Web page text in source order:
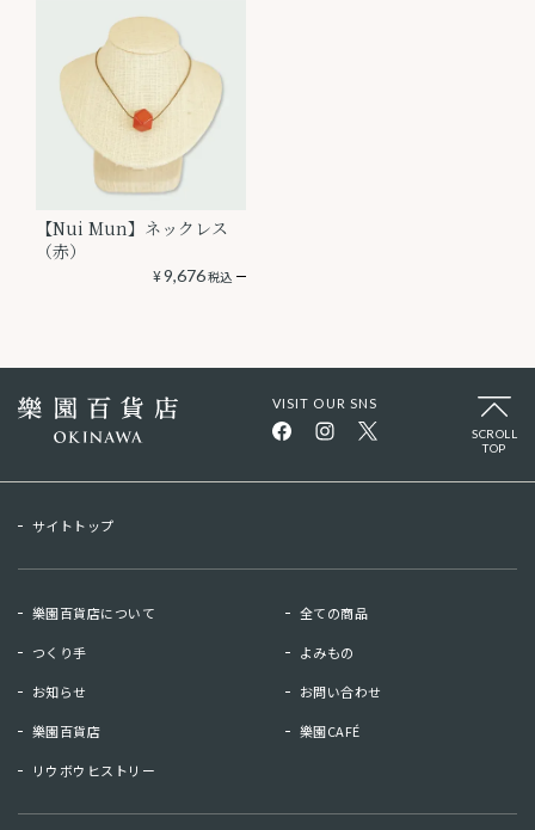
【Nui Mun】ネックレス
（赤）
¥9,676税込
VISIT OUR SNS
SCROLL
TOP
サイトトップ
樂園百貨店について 全ての商品
つくり手 よみもの
お知らせ お問い合わせ
樂園百貨店 樂園CAFÉ
リウボウヒストリー